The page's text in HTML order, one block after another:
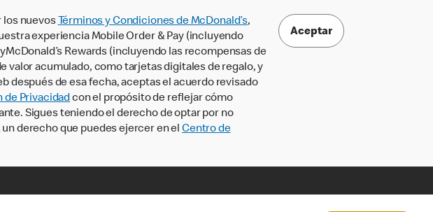
los nuevos Términos y Condiciones de McDonald’s,
experiencia Mobile Order & Pay (incluyendo
Rewards (incluyendo las recompensas de
valor acumulado, como tarjetas digitales de regalo, y
después de esa fecha, aceptas el acuerdo revisado
de Privacidadcon el propósito de reflejar cómo
Sigues teniendo el derecho de optar por no
derecho que puedes ejercer en el Centro de
Aceptar